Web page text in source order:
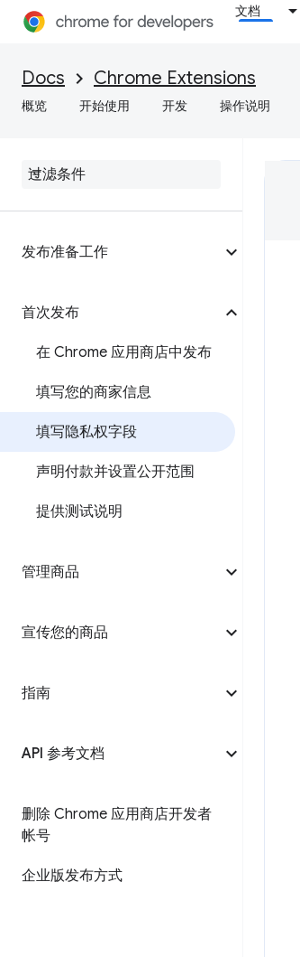
文档
Docs Chrome Extensions
概览 开始使用 开发 操作说明
发布准备工作
首次发布
在 Chrome 应用商店中发布
填写您的商家信息
填写隐私权字段
声明付款并设置公开范围
提供测试说明
管理商品
宣传您的商品
指南
API 参考文档
删除 Chrome 应用商店开发者
帐号
企业版发布方式